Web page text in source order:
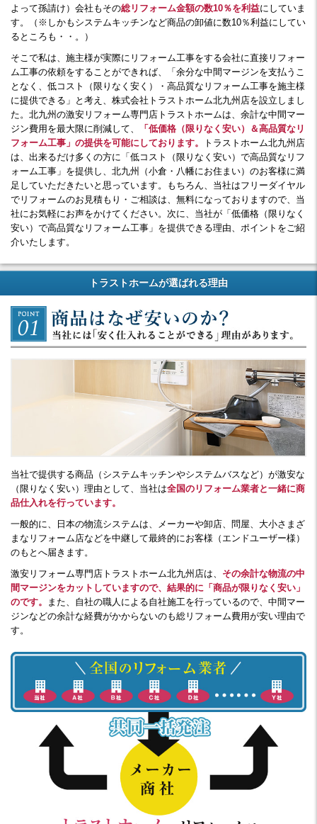
よって孫請け）会社もその総リフォーム金額の数10％を利益にしていま
す。（※しかもシステムキッチンなど商品の卸値に数10％利益にしてい
るところも・・。）
そこで私は、施主様が実際にリフォーム工事をする会社に直接リフォー
ム工事の依頼をすることができれば、「余分な中間マージンを支払うこ
となく、低コスト（限りなく安く）・高品質なリフォーム工事を施主様
に提供できる」と考え、株式会社トラストホーム北九州店を設立しまし
た。北九州の激安リフォーム専門店トラストホームは、余計な中間マー
ジン費用を最大限に削減して、
「低価格（限りなく安い）＆高品質なリ
フォーム工事」の提供を可能にしております。
トラストホーム北九州店
は、出来るだけ多くの方に「低コスト（限りなく安い）で高品質なリフ
ォーム工事」を提供し、北九州（小倉・八幡にお住まい）のお客様に満
足していただきたいと思っています。もちろん、当社はフリーダイヤル
でリフォームのお見積もり・ご相談は、無料になっておりますので、当
社にお気軽にお声をかけてください。次に、当社が「低価格（限りなく
安い）で高品質なリフォーム工事」を提供できる理由、ポイントをご紹
介いたします。
トラストホームが選ばれる理由
当社で提供する商品（システムキッチンやシステムバスなど）が激安な
（限りなく安い）理由として、当社は全国のリフォーム業者と一緒に商
品仕入れを行っています。
一般的に、日本の物流システムは、メーカーや卸店、問屋、大小さまざ
まなリフォーム店などを中継して最終的にお客様（エンドユーザー様）
のもとへ届きます。
激安リフォーム専門店トラストホーム北九州店は、 その余計な物流の中
間マージンをカットしていますので、結果的に「商品が限りなく安い」
のです。
また、自社の職人による自社施工を行っているので、中間マー
ジンなどの余計な経費がかからないのも総リフォーム費用が安い理由で
す。